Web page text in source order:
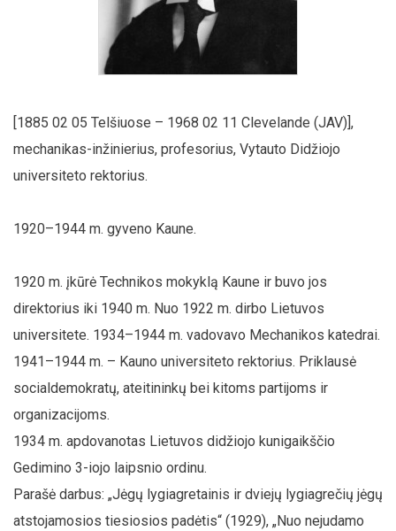
[1885 02 05 Telšiuose – 1968 02 11 Clevelande (JAV)],
mechanikas-inžinierius, profesorius, Vytauto Didžiojo
universiteto rektorius.
1920–1944 m. gyveno Kaune.
1920 m. įkūrė Technikos mokyklą Kaune ir buvo jos
direktorius iki 1940 m. Nuo 1922 m. dirbo Lietuvos
universitete. 1934–1944 m. vadovavo Mechanikos katedrai.
1941–1944 m. – Kauno universiteto rektorius. Priklausė
socialdemokratų, ateitininkų bei kitoms partijoms ir
organizacijoms.
1934 m. apdovanotas Lietuvos didžiojo kunigaikščio
Gedimino 3-iojo laipsnio ordinu.
Parašė darbus: „Jėgų lygiagretainis ir dviejų lygiagrečių jėgų
atstojamosios tiesiosios padėtis“ (1929), „Nuo nejudamo